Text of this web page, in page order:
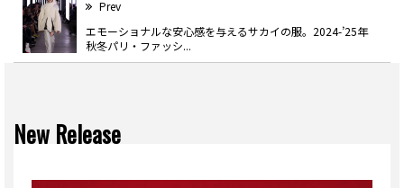
Prev
エモーショナルな安心感を与えるサカイの服。2024-’25年
秋冬パリ・ファッシ...
New Release